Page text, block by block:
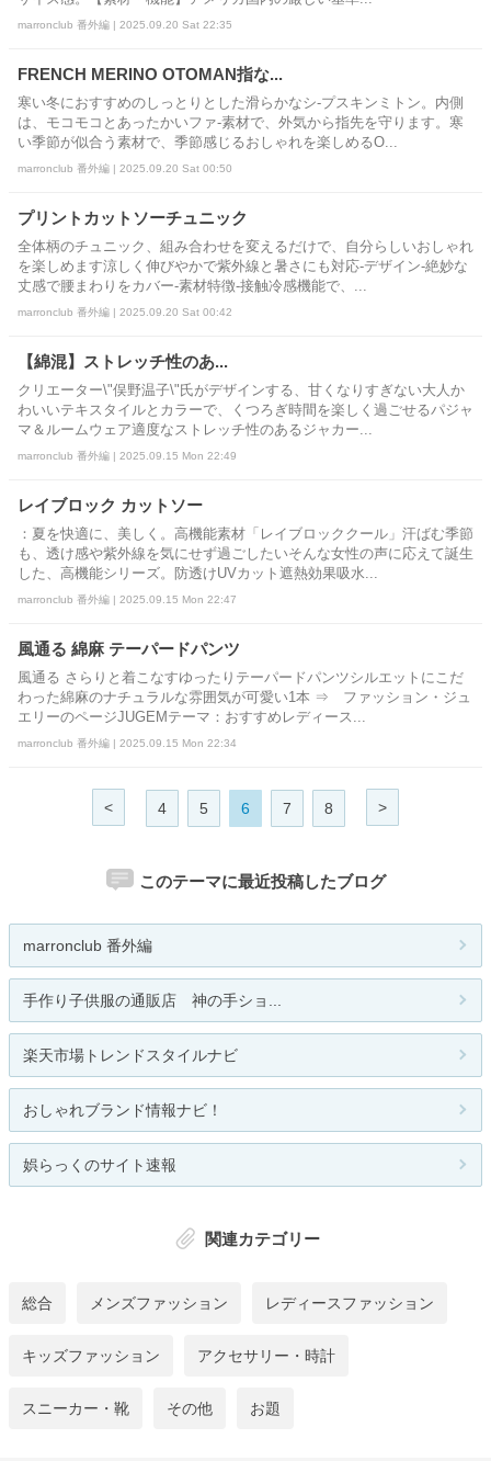
marronclub 番外編 | 2025.09.20 Sat 22:35
FRENCH MERINO OTOMAN指な...
寒い冬におすすめのしっとりとした滑らかなシ-プスキンミトン。内側
は、モコモコとあったかいファ-素材で、外気から指先を守ります。寒
い季節が似合う素材で、季節感じるおしゃれを楽しめるO...
marronclub 番外編 | 2025.09.20 Sat 00:50
プリントカットソーチュニック
全体柄のチュニック、組み合わせを変えるだけで、自分らしいおしゃれ
を楽しめます涼しく伸びやかで紫外線と暑さにも対応-デザイン-絶妙な
丈感で腰まわりをカバー-素材特徴-接触冷感機能で、...
marronclub 番外編 | 2025.09.20 Sat 00:42
【綿混】ストレッチ性のあ...
クリエーター\"俣野温子\"氏がデザインする、甘くなりすぎない大人か
わいいテキスタイルとカラーで、くつろぎ時間を楽しく過ごせるパジャ
マ＆ルームウェア適度なストレッチ性のあるジャカー...
marronclub 番外編 | 2025.09.15 Mon 22:49
レイブロック カットソー
：夏を快適に、美しく。高機能素材「レイブロッククール」汗ばむ季節
も、透け感や紫外線を気にせず過ごしたいそんな女性の声に応えて誕生
した、高機能シリーズ。防透けUVカット遮熱効果吸水...
marronclub 番外編 | 2025.09.15 Mon 22:47
風通る 綿麻 テーパードパンツ
風通る さらりと着こなすゆったりテーパードパンツシルエットにこだ
わった綿麻のナチュラルな雰囲気が可愛い1本 ⇒ ファッション・ジュ
エリーのページJUGEMテーマ：おすすめレディース...
marronclub 番外編 | 2025.09.15 Mon 22:34
< 4 5 6 7 8 >
このテーマに最近投稿したブログ
marronclub 番外編
手作り子供服の通販店 神の手ショ...
楽天市場トレンドスタイルナビ
おしゃれブランド情報ナビ！
娯らっくのサイト速報
関連カテゴリー
総合 メンズファッション レディースファッション
キッズファッション アクセサリー・時計
スニーカー・靴 その他 お題